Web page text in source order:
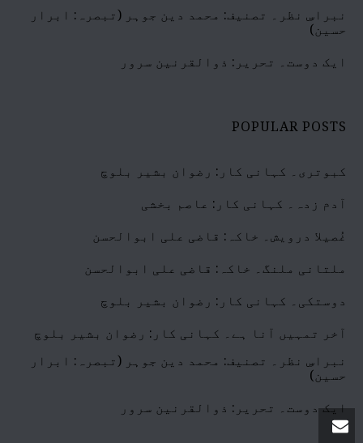
نبراسِ نظر۔ تصنیف: محمد دین جوہر (تبصرہ: ابرار
حسین)
ایک دوست۔ تحریر: ذوالقرنین سرور
POPULAR POSTS
کبوتری۔ کہانی کار: رضوان بشیر بلوچ
آدم زدہ۔ کہانی کار: عاصم بخشی
غُصیلا درویش۔ خاکہ: قاضی علی ابوالحسن
ملتانی ملنگ۔ خاکہ: قاضی علی ابوالحسن
دوستکی۔ کہانی کار: رضوان بشیر بلوچ
آخر تمہیں آنا ہے۔ کہانی کار: رضوان بشیر بلوچ
نبراسِ نظر۔ تصنیف: محمد دین جوہر (تبصرہ: ابرار
حسین)
ایک دوست۔ تحریر: ذوالقرنین سرور